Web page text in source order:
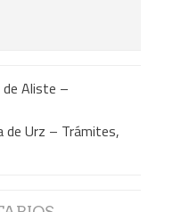
Aliste –
de Urz – Trámites,